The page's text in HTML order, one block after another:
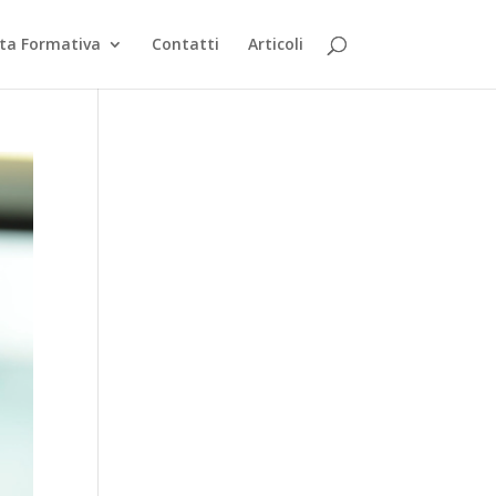
Formativa Contatti Articoli